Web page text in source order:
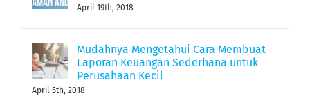
April 19th, 2018
Mudahnya Mengetahui Cara Membuat
Laporan Keuangan Sederhana untuk
Perusahaan Kecil
April 5th, 2018